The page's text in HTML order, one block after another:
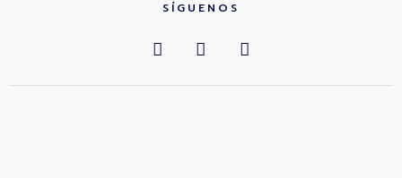
SÍGUENOS